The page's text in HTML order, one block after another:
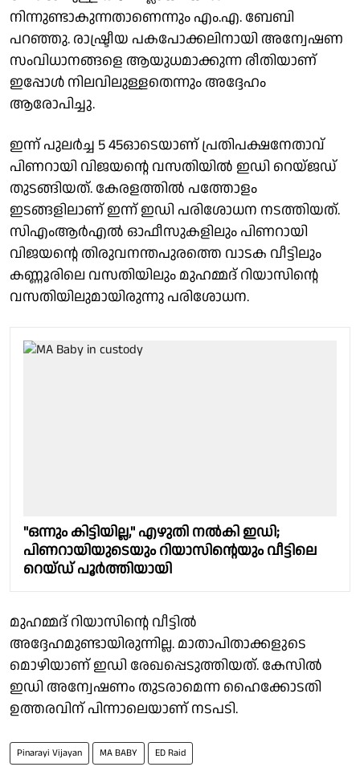
നിന്നുണ്ടാകുന്നതാണെന്നും എം.എ. ബേബി
പറഞ്ഞു. രാഷ്ട്രീയ പകപോക്കലിനായി അന്വേഷണ
സംവിധാനങ്ങളെ ആയുധമാക്കുന്ന രീതിയാണ്
ഇപ്പോൾ നിലവിലുള്ളതെന്നും അദ്ദേഹം
ആരോപിച്ചു.
ഇന്ന് പുലർച്ച 5 45ഓടെയാണ് പ്രതിപക്ഷനേതാവ്
പിണറായി വിജയൻ്റെ വസതിയിൽ ഇഡി റെയ്ജഡ്
തുടങ്ങിയത്. കേരളത്തിൽ പത്തോളം
ഇടങ്ങളിലാണ് ഇന്ന് ഇഡി പരിശോധന നടത്തിയത്.
സിഎംആര്‍എല്‍ ഓഫീസുകളിലും പിണറായി
വിജയൻ്റെ തിരുവനന്തപുരത്തെ വാടക വീട്ടിലും
കണ്ണൂരിലെ വസതിയിലും മുഹമ്മദ് റിയാസിൻ്റെ
വസതിയിലുമായിരുന്നു പരിശോധന.
"ഒന്നും കിട്ടിയില്ല," എഴുതി നൽകി ഇഡി;
പിണറായിയുടെയും റിയാസിൻ്റെയും വീട്ടിലെ
റെയ്ഡ് പൂര്‍ത്തിയായി
മുഹമ്മദ് റിയാസിൻ്റെ വീട്ടിൽ
അദ്ദേഹമുണ്ടായിരുന്നില്ല. മാതാപിതാക്കളുടെ
മൊഴിയാണ് ഇഡി രേഖപ്പെടുത്തിയത്. കേസില്‍
ഇഡി അന്വേഷണം തുടരാമെന്ന ഹൈക്കോടതി
ഉത്തരവിന് പിന്നാലെയാണ് നടപടി.
Pinarayi Vijayan MA BABY ED Raid